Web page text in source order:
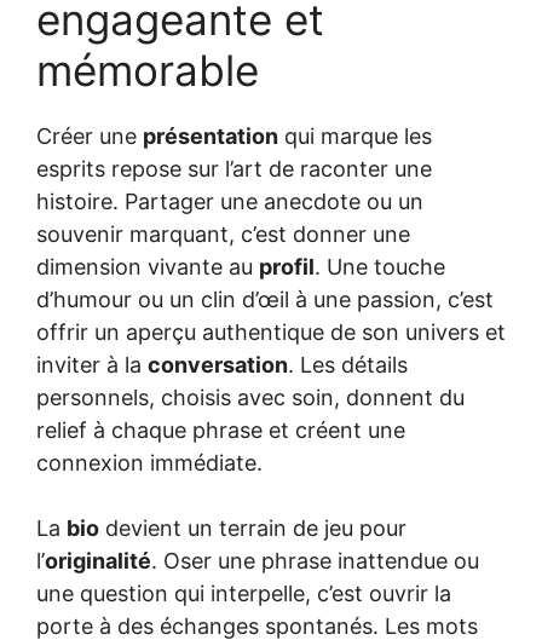
engageante et
mémorable
Créer une présentation qui marque les
esprits repose sur l’art de raconter une
histoire. Partager une anecdote ou un
souvenir marquant, c’est donner une
dimension vivante au profil. Une touche
d’humour ou un clin d’œil à une passion, c’est
offrir un aperçu authentique de son univers et
inviter à la conversation. Les détails
personnels, choisis avec soin, donnent du
relief à chaque phrase et créent une
connexion immédiate.
La bio devient un terrain de jeu pour
l’originalité. Oser une phrase inattendue ou
une question qui interpelle, c’est ouvrir la
porte à des échanges spontanés. Les mots